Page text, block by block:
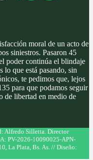
moral de un acto de
siniestros. Pasaron 45
poder continúa el blindaje
lo que está pasando, sin
te pedimos que, lejos
para que podamos seguir
de libertad en medio de
Alfredo Silletta. Director
PV-2026-10090025-APN-
La Plata, Bs. As. // Diseño: